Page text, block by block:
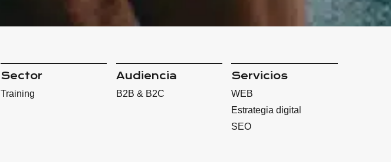
Sector
Training
Audiencia
B2B & B2C
Servicios
WEB
Estrategia digital
SEO